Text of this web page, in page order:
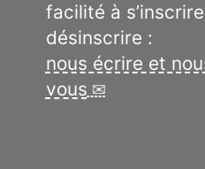
facilité à
désinscrire :
nous écrire et
vous